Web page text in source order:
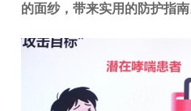
的面纱，带来实用的防护指南